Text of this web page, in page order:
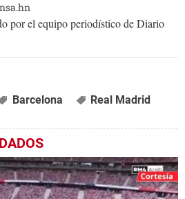
por el equipo periodístico de Diario
Barcelona Real Madrid